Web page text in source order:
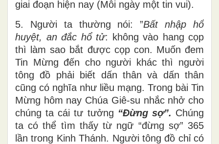
giai đoạn hiện nay (Mỗi ngày một tin vui).
5. Người ta thường nói: ”Bất nhập hổ
huyệt, an đắc hổ tử: không vào hang cọp
thì làm sao bắt được cọp con. Muốn đem
Tin Mừng đến cho người khác thì người
tông đồ phải biết dấn thân và dấn thân
cũng có nghĩa như liều mạng. Trong bài Tin
Mừng hôm nay Chúa Giê-su nhắc nhở cho
chúng ta cái tư tưởng “Đừng sợ”. Chúng
ta có thể tìm thấy từ ngữ “đừng sợ” 365
lần trong Kinh Thánh. Người tông đồ chỉ có